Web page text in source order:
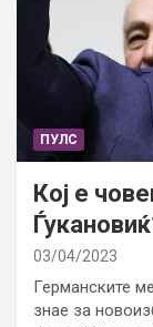
ПУЛС
Кој е
03/04/2023
Германските
знае за